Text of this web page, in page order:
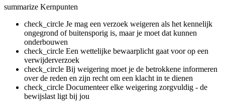
summarize Kernpunten
check_circle Je mag een verzoek weigeren als het kennelijk
ongegrond of buitensporig is, maar je moet dat kunnen
onderbouwen
check_circle Een wettelijke bewaarplicht gaat voor op een
verwijderverzoek
check_circle Bij weigering moet je de betrokkene informeren
over de reden en zijn recht om een klacht in te dienen
check_circle Documenteer elke weigering zorgvuldig - de
bewijslast ligt bij jou